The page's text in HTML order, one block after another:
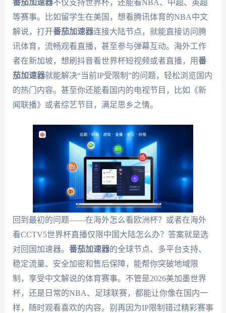
番茄加速器不仅支持世界杯，还能看NBA、中超、英超
等赛事。比如留学生在美国，想看腾讯体育的NBA中文
解说，打开番茄加速器连接大陆节点，就能直接访问腾
讯体育，流畅观看直播，甚至参与弹幕互动。海外工作
者在新加坡，想刷抖音看世界杯短视频或者直播，用番
茄加速器就能解决“当前IP受限制”的问题，轻松浏览国内
的热门内容。甚至你还能看国内的电视节目，比如《新
闻联播》或者综艺节目，满足思乡之情。
回到最初的问题——在海外怎么看欧洲杯？或者在海外
看CCTV5世界杯直播仅限中国大陆怎么办？答案就是选
对回国加速器。 番茄加速器的全球节点、多平台支持、
稳定流量、安全加密和售后保障，能帮你突破地域限
制，享受中文解说的体育赛事。不管是2026美加墨世界
杯，还是日常的NBA、足球联赛，都能让你像在国内一
样，随时观看喜欢的内容。别再因为IP限制错过精彩赛事